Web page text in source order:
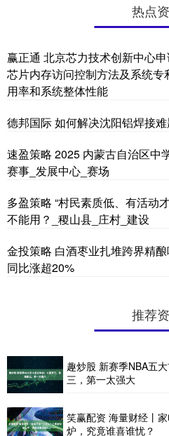
热点
赢正通 北京芯力技术创新中心
芯片内存访问控制方法及系统
用率和系统整体性能
德邦国际 如何解决沈阳铝焊接
速盈策略 2025 内蒙古自治区中
赛事_发展中心_赛场
多盈策略 “村民素质低、有活动
不能用？_稷山县_庄村_建设
金投策略 白酒枣业扎堆跨界精
同比涨超20%
推荐
趣炒股 新赛季NBA五
三，第一太强大
笑赢配资 海量财经丨
炉，究竟谁喜谁忧？